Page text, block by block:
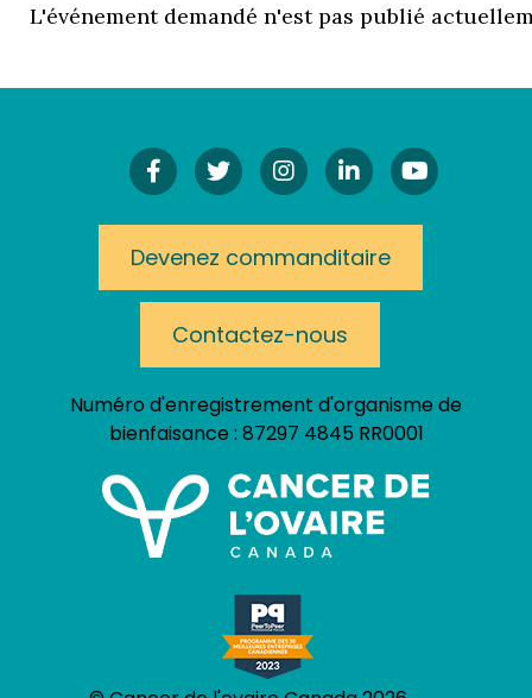
L'événement demandé n'est pas publié
Facebook
TwitterInstagram!
LinkedInYouTube
Devenez commanditaire
Contactez-nous
Numéro d'enregistrement d'organisme de
bienfaisance : 87297 4845 RR0001